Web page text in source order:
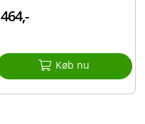
464,-
Køb nu